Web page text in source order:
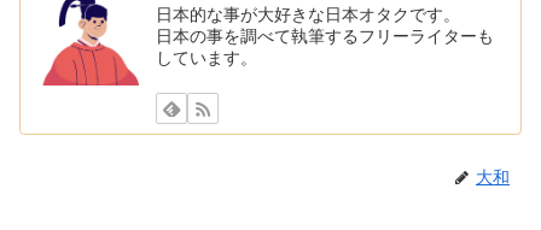
日本的な事が大好きな日本オタクです。
日本の事を調べて執筆するフリーライターも
しています。
大和